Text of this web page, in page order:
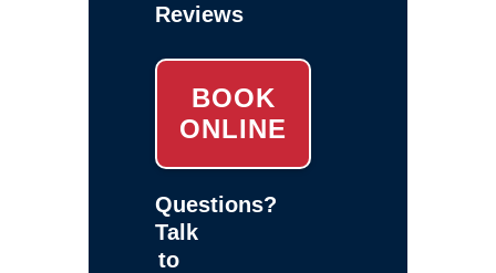
Reviews
BOOK
ONLINE
Questions?
Talk
to